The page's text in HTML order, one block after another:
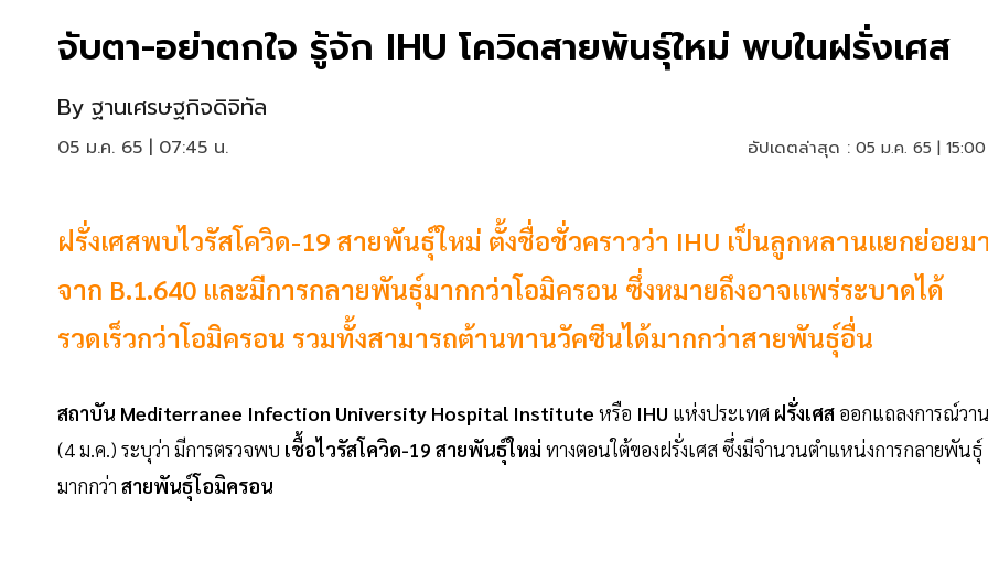
จับตา-อย่าตกใจ รู้จัก IHU โควิดสายพันธุ์ใหม่ พบในฝรั่งเศส
By ฐานเศรษฐกิจดิจิทัล
05 ม.ค. 65 | 07:45 น. อัปเดตล่าสุด : 05 ม.ค. 65 |
ฝรั่งเศสพบไวรัสโควิด-19 สายพันธุ์ใหม่ ตั้งชื่อชั่วคราวว่า IHU เป็นลูกหลานแยกย่อยม
จาก B.1.640 และมีการกลายพันธุ์มากกว่าโอมิครอน ซึ่งหมายถึงอาจแพร่ระบาดได้
รวดเร็วกว่าโอมิครอน รวมทั้งสามารถต้านทานวัคซีนได้มากกว่าสายพันธุ์อื่น
สถาบัน Mediterranee Infection University Hospital Institute หรือ IHU แห่งประเทศ ฝรั่งเศส ออกแถลงการณ์วา
(4 ม.ค.) ระบุว่า มีการตรวจพบ เชื้อไวรัสโควิด-19 สายพันธุ์ใหม่ ทางตอนใต้ของฝรั่งเศส ซึ่งมีจำนวนตำแหน่งการกลายพันธุ์
มากกว่า สายพันธุ์โอมิครอน